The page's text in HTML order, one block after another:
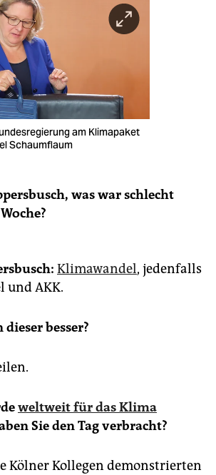
am Klimapaket
Schaumflaum
was war schlecht
Klimawandel, jedenfalls
und AKK.
besser?
weltweit für das Klima
Sie den Tag verbracht?
Kölner Kollegen demonstrierten